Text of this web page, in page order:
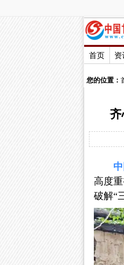
首页 资
您的位置：
高度
破解“